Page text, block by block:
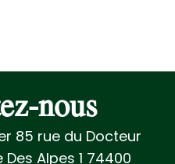
nous
85 rue du Docteur
Alpes 1 74400